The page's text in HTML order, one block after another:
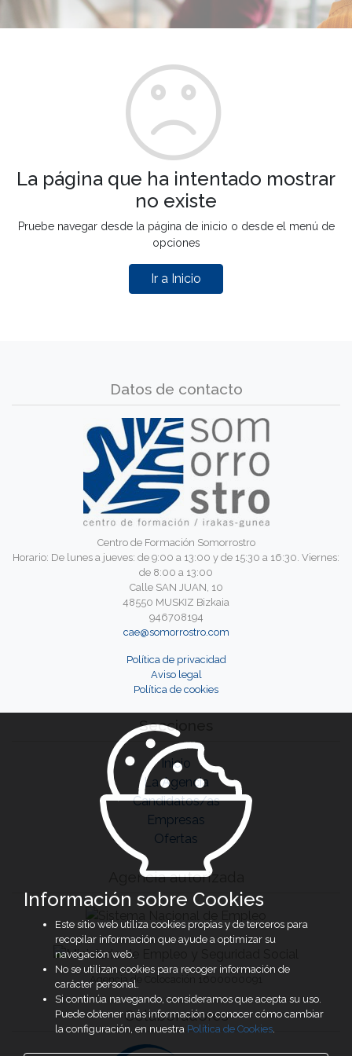
La página que ha intentado mostrar
no existe
Pruebe navegar desde la página de inicio o desde el menú de
opciones
Ir a Inicio
Datos de contacto
Centro de Formación Somorrostro
Horario: De lunes a jueves: de 9:00 a 13:00 y de 15:30 a 16:30. Viernes:
de 8:00 a 13:00
Calle SAN JUAN, 10
48550 MUSKIZ Bizkaia
946708194
cae@somorrostro.com
Política de privacidad
Aviso legal
Política de cookies
Secciones
Inicio
La Agencia
Candidatos/as
Empresas
Ofertas
Agencia autorizada
Agencia de Colocación 1600000091
Colaboradores
Información sobre Cookies
Este sitio web utiliza cookies propias y de terceros para
recopilar información que ayude a optimizar su
navegación web.
No se utilizan cookies para recoger información de
carácter personal.
Si continúa navegando, consideramos que acepta su uso.
Puede obtener más información o conocer cómo cambiar
la configuración, en nuestra Política de Cookies.